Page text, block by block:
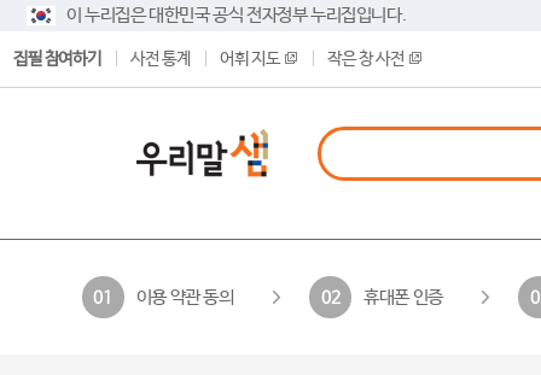
이 누리집은 대한민국 공식 전자정부 누리집입니다.
집필 참여하기 사전 통계 어휘 지도 작은 창 사전
01 이용 약관 동의 02 휴대폰 인증